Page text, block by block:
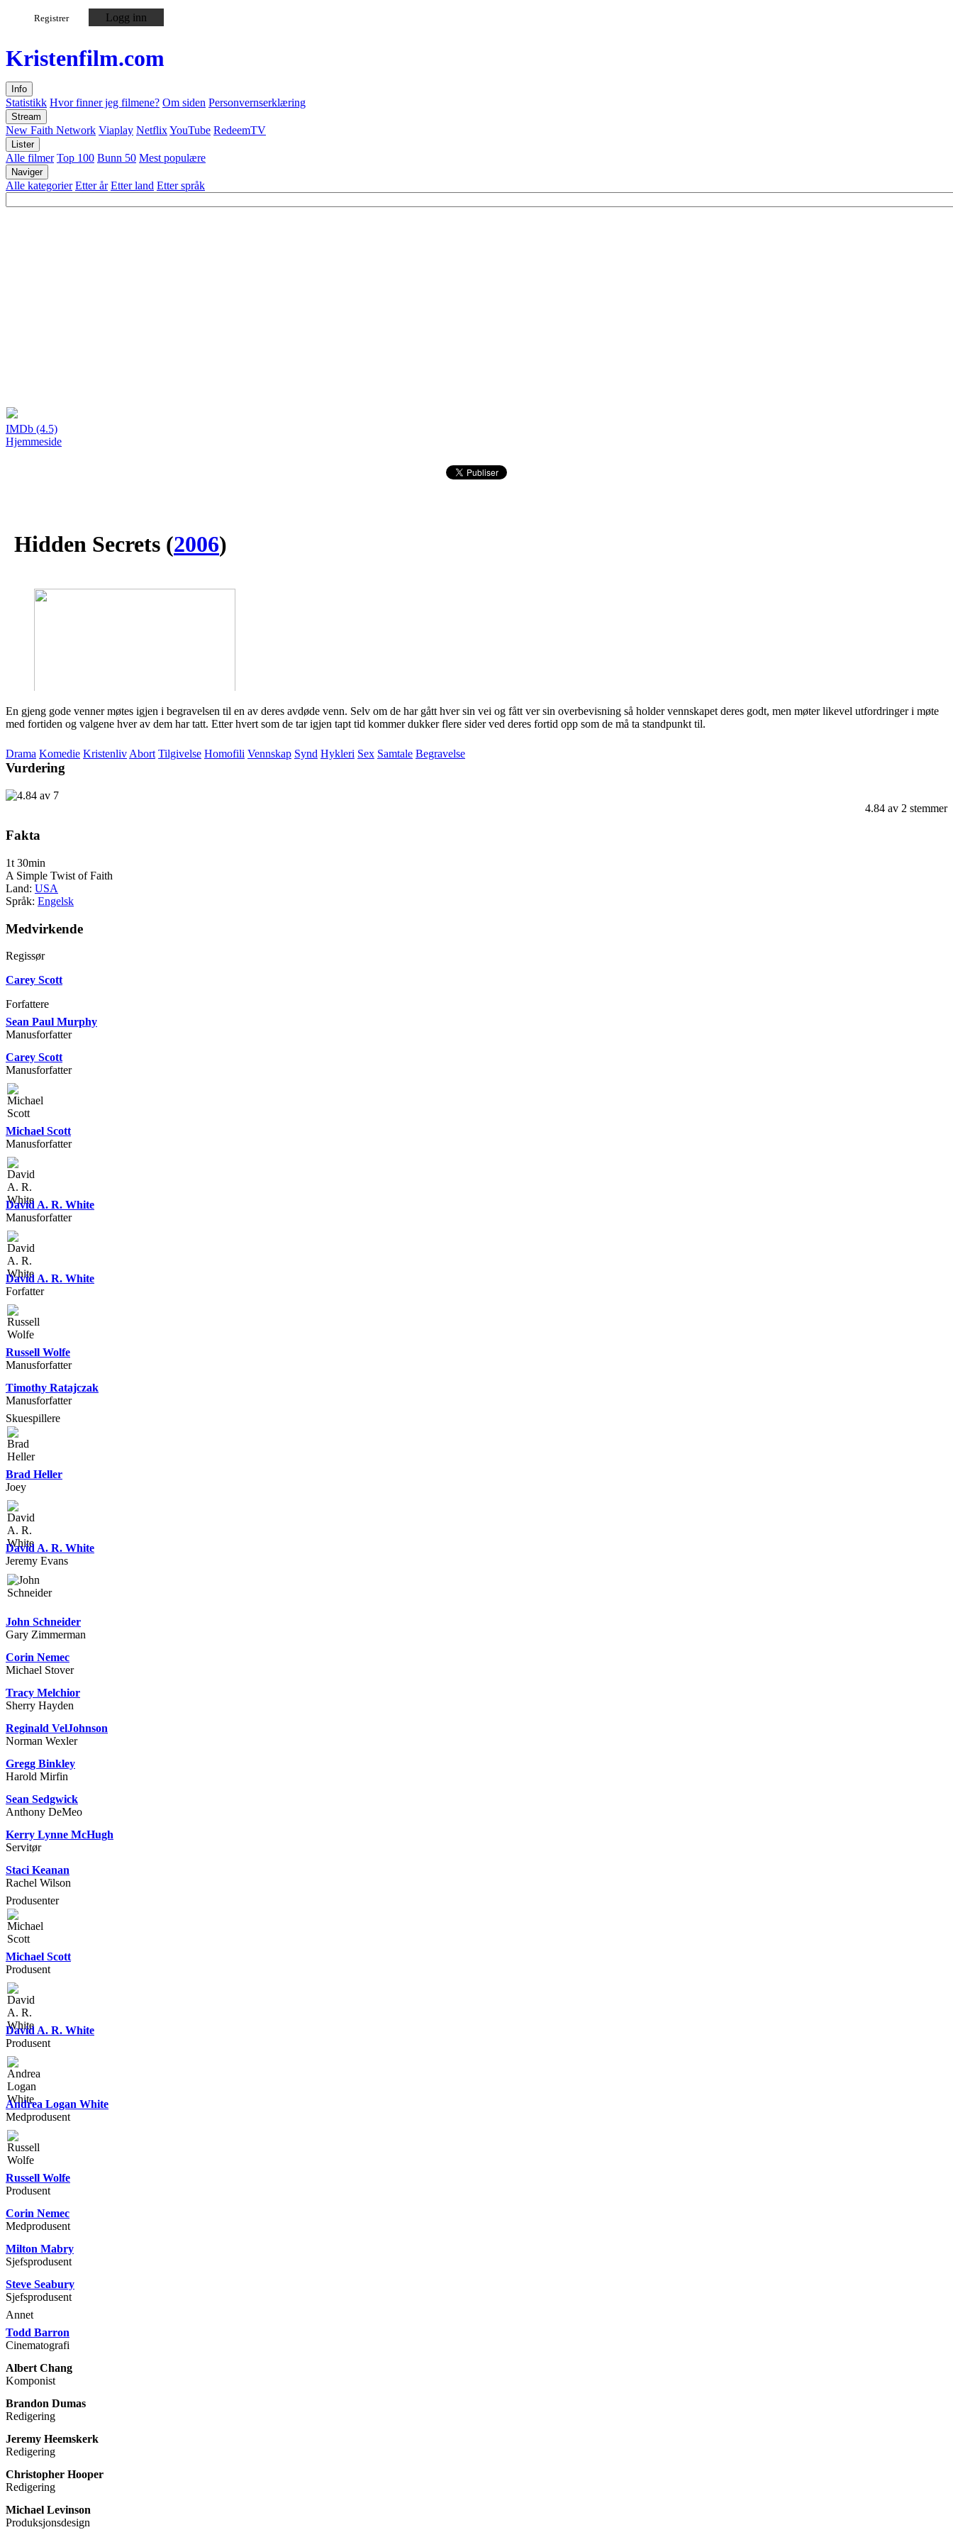
Registrer Logg inn
Kristenfilm.com
Info
Statistikk Hvor finner jeg filmene? Om siden Personvernserklæring
Stream
New Faith Network Viaplay NetflixYouTube RedeemTV
Lister
Alle filmer Top 100 Bunn 50 Mest populære
Naviger
Alle kategorier Etter år Etter land Etter språk
IMDb (4.5)
Hjemmeside
Hidden Secrets (2006)
En gjeng gode venner møtes igjen i begravelsen til en av deres avdøde venn. Selv om de har gått hver sin vei og fått ver sin overbevisning så holder vennskapet deres godt, men møter likevel utfordringer i møte
med fortiden og valgene hver av dem har tatt. Etter hvert som de tar igjen tapt tid kommer dukker flere sider ved deres fortid opp som de må ta standpunkt til.
Drama Komedie Kristenliv Abort Tilgivelse Homofili Vennskap Synd Hykleri Sex Samtale Begravelse
Vurdering
4.84 av 2 stemmer
Fakta
1t 30min
A Simple Twist of Faith
Land: USA
Språk: Engelsk
Medvirkende
Regissør
Carey Scott
Forfattere
Sean Paul Murphy
Manusforfatter
Carey Scott
Manusforfatter
Michael Scott
Manusforfatter
David A. R. White
Manusforfatter
David A. R. White
Forfatter
Russell Wolfe
Manusforfatter
Timothy Ratajczak
Manusforfatter
Skuespillere
Brad Heller
Joey
David A. R. White
Jeremy Evans
John Schneider
Gary Zimmerman
Corin Nemec
Michael Stover
Tracy Melchior
Sherry Hayden
Reginald VelJohnson
Norman Wexler
Gregg Binkley
Harold Mirfin
Sean Sedgwick
Anthony DeMeo
Kerry Lynne McHugh
Servitør
Staci Keanan
Rachel Wilson
Produsenter
Michael Scott
Produsent
David A. R. White
Produsent
Andrea Logan White
Medprodusent
Russell Wolfe
Produsent
Corin Nemec
Medprodusent
Milton Mabry
Sjefsprodusent
Steve Seabury
Sjefsprodusent
Annet
Todd Barron
Cinematografi
Albert Chang
Komponist
Brandon Dumas
Redigering
Jeremy Heemskerk
Redigering
Christopher Hooper
Redigering
Michael Levinson
Produksjonsdesign